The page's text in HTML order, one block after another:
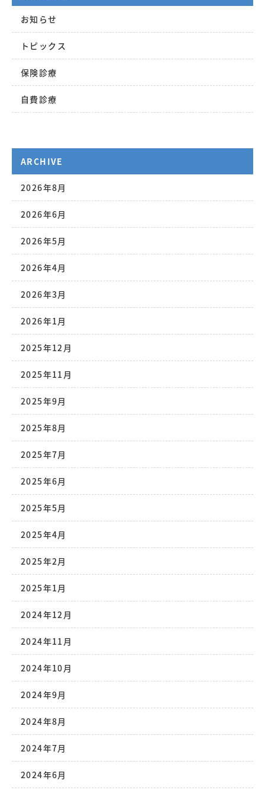
お知らせ
トピックス
保険診療
自費診療
ARCHIVE
2026年8月
2026年6月
2026年5月
2026年4月
2026年3月
2026年1月
2025年12月
2025年11月
2025年9月
2025年8月
2025年7月
2025年6月
2025年5月
2025年4月
2025年2月
2025年1月
2024年12月
2024年11月
2024年10月
2024年9月
2024年8月
2024年7月
2024年6月